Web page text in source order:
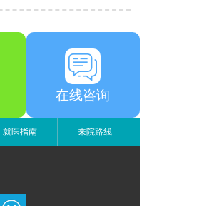
在线咨询
就医指南 来院路线